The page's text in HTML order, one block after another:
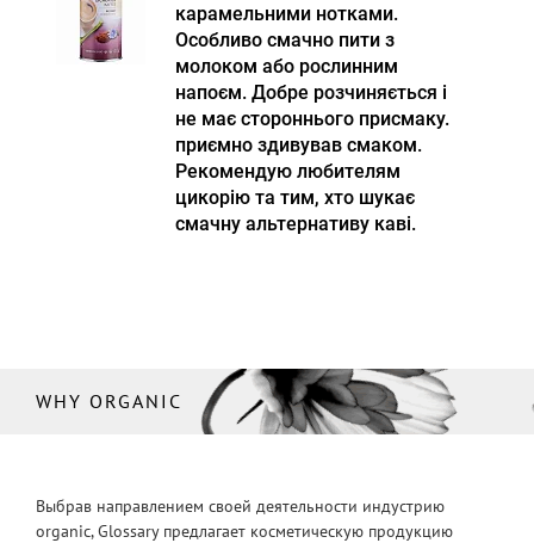
карамельними нотками.
Особливо смачно пити з
молоком або рослинним
напоєм. Добре розчиняється і
не має стороннього присмаку.
приємно здивував смаком.
Рекомендую любителям
цикорію та тим, хто шукає
смачну альтернативу каві.
WHY ORGANIC
Выбрав направлением своей деятельности индустрию
organic, Glossary предлагает косметическую продукцию